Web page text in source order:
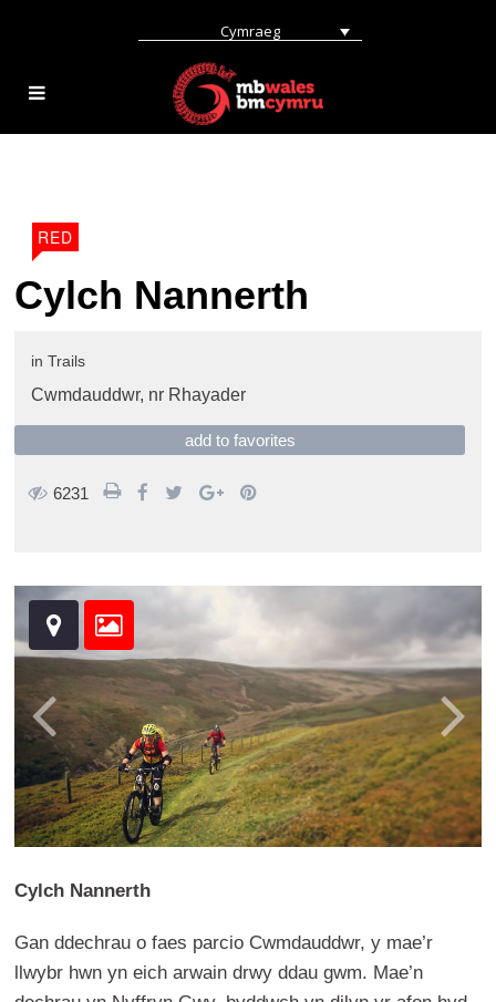
Cymraeg
RED
Cylch Nannerth
in Trails
Cwmdauddwr, nr Rhayader
add to favorites
6231
Cylch Nannerth
Gan ddechrau o faes parcio Cwmdauddwr, y mae’r
llwybr hwn yn eich arwain drwy ddau gwm. Mae’n